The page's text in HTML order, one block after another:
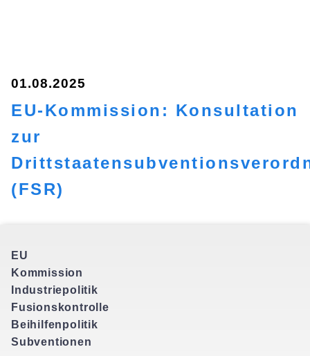
01.08.2025
EU-Kommission: Konsultation
zur
(FSR)
EU
Kommission
Industriepolitik
Fusionskontrolle
Beihilfenpolitik